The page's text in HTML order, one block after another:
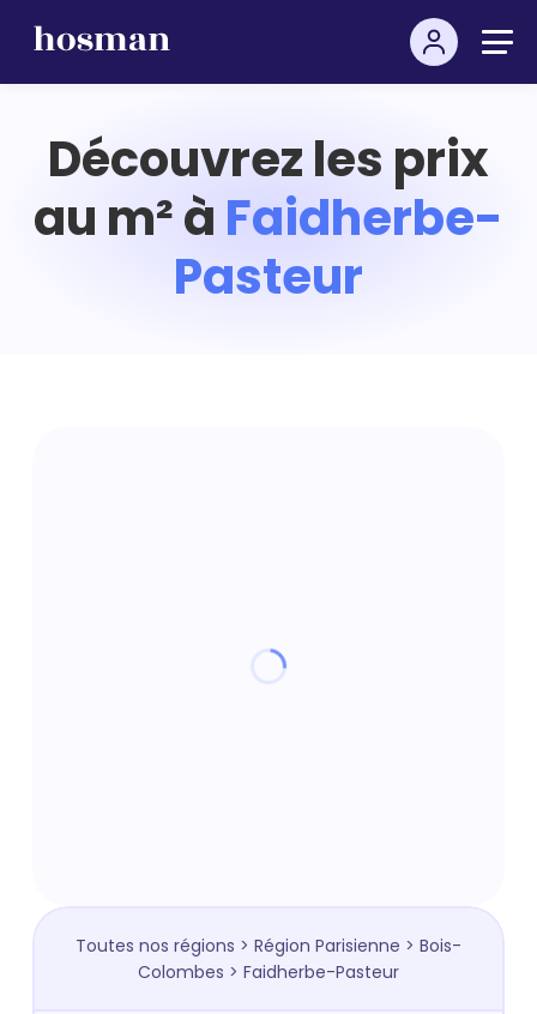
Découvrez les prix
au m² à Faidherbe-
Pasteur
Toutes nos régions > Région Parisienne > Bois-
Colombes > Faidherbe-Pasteur